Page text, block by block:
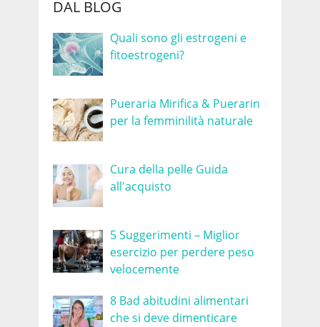
DAL BLOG
Quali sono gli estrogeni e
fitoestrogeni?
Pueraria Mirifica & Puerarin
per la femminilità naturale
Cura della pelle Guida
all'acquisto
5 Suggerimenti – Miglior
esercizio per perdere peso
velocemente
8 Bad abitudini alimentari
che si deve dimenticare